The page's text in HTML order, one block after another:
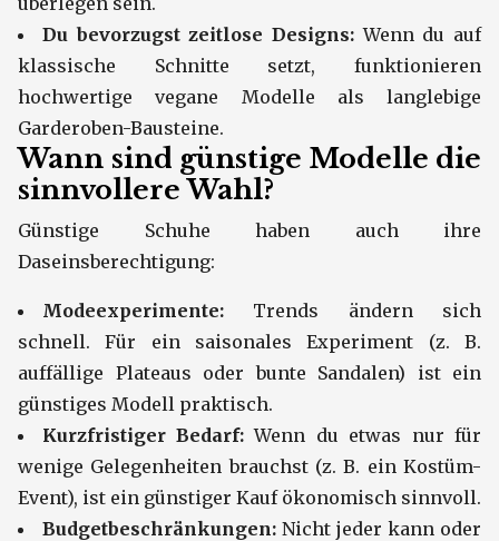
Du bevorzugst zeitlose Designs: Wenn du auf
klassische Schnitte setzt, funktionieren
hochwertige vegane Modelle als langlebige
Garderoben-Bausteine.
Wann sind günstige Modelle die
sinnvollere Wahl?
Günstige Schuhe haben auch ihre
Daseinsberechtigung:
Modeexperimente: Trends ändern sich
schnell. Für ein saisonales Experiment (z. B.
auffällige Plateaus oder bunte Sandalen) ist ein
günstiges Modell praktisch.
Kurzfristiger Bedarf: Wenn du etwas nur für
wenige Gelegenheiten brauchst (z. B. ein Kostüm-
Event), ist ein günstiger Kauf ökonomisch sinnvoll.
Budgetbeschränkungen: Nicht jeder kann oder